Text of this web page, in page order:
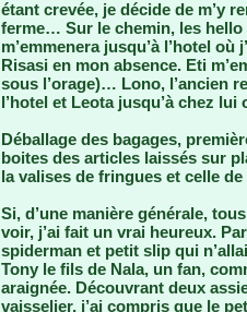
étant crevée, je décide de m’y
ferme… Sur le chemin, les hello
m’emmenera jusqu’à l’hotel
Risasi en mon absence. Eti
sous l’orage)… Lono, l’ancien
l’hotel et Leota jusqu’à chez
Déballage des bagages,
boites des articles laissés sur
la valises de fringues et celle
Si, d’une manière générale,
voir, j’ai fait un vrai heureux.
spiderman et petit slip qui
Tony le fils de Nala, un fan,
araignée. Découvrant deux
vaisselier, j’ai compris que le